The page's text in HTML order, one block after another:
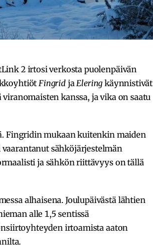
2 irtosi verkosta puolenpäivän
FingridjaElering käynnistivät
kanssa, ja vika on saatu
Fingridin mukaan kuitenkin maiden
sähköjärjestelmän
ja sähkön riittävyys on tällä
alhaisena. Joulupäivästä lähtien
alle 1,5 sentissä
irtoamista aaton